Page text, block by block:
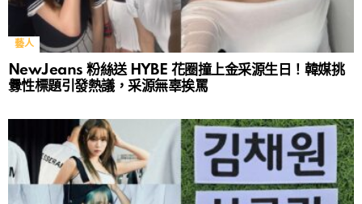
藝人
NewJeans 粉絲送 HYBE 花圈撞上金采源生日！韓媒挑
釁性標題引發熱議，采源無辜挨罵